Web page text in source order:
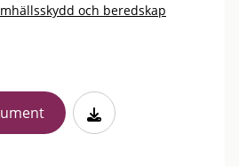
och beredskap